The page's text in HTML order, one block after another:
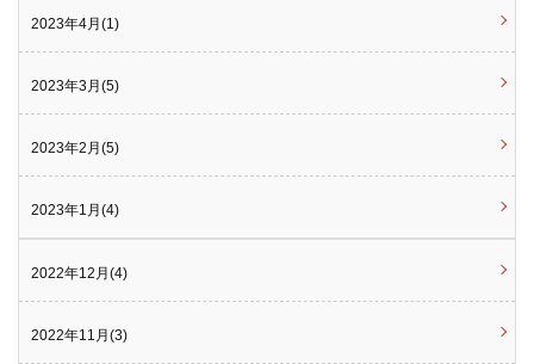
2023年4月(1)
2023年3月(5)
2023年2月(5)
2023年1月(4)
2022年12月(4)
2022年11月(3)